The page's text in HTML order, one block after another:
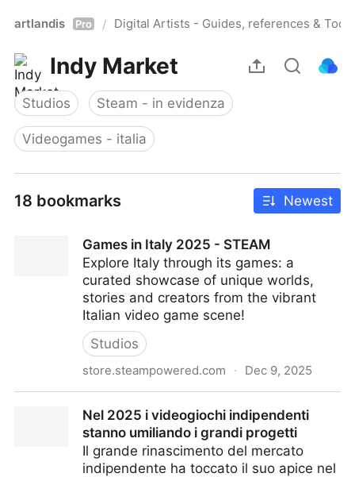
artlandis Pro / Digital Artists - Guides, references &
Indy Market
Studios Steam - in evidenza
Videogames - italia
18 bookmarks Newest
Games in Italy 2025 - STEAM
Explore Italy through its games: a
curated showcase of unique worlds,
stories and creators from the vibrant
Italian video game scene!
Studios
store.steampowered.com · Dec 9, 2025
Nel 2025 i videogiochi indipendenti
stanno umiliando i grandi progetti
Il grande rinascimento del mercato
indipendente ha toccato il suo apice nel